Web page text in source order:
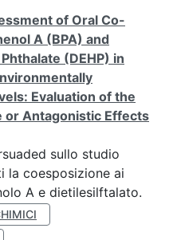
of Oral Co-
A (BPA) and
(DEHP) in
Evaluation of the
or Antagonistic Effects
sullo studio
la coesposizione ai
A e dietilesilftalato.